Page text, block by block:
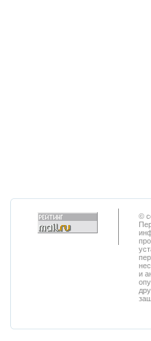
©
и